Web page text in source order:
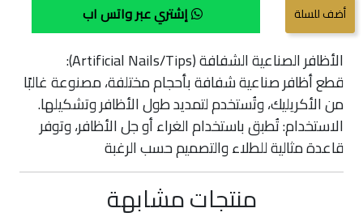
إشتري عبر واتس اب
الأظافر الصناعية الشفافة (Artificial Nails/Tips):
قطع أظافر صناعية شفافة بأحجام مختلفة، مصنوعة غالبًا
من الأكريليك، وتُستخدم لتمديد طول الأظافر وتشكيلها.
الاستخدام: تُطبق باستخدام الغراء أو جل الأظافر، وتوفر
قاعدة مثالية للطلاء والتصميم حسب الرغبة
منتجات مشابهة